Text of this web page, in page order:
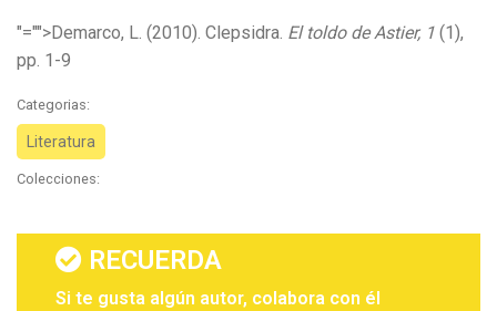
"="">Demarco, L. (2010). Clepsidra. El toldo de Astier, 1 (1),
pp. 1-9
Categorias:
Literatura
Colecciones:
RECUERDA
Si te gusta algún autor, colabora con él